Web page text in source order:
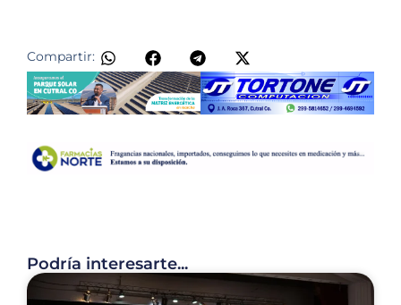
Compartir:
Podría interesarte...